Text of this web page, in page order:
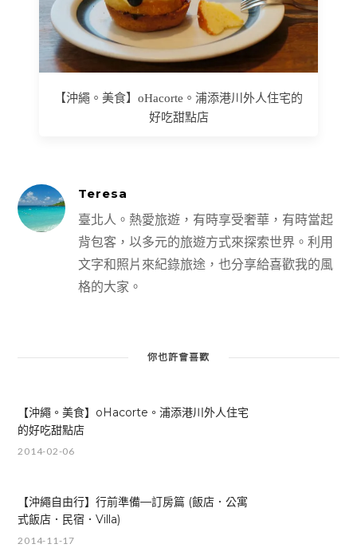
【沖繩。美食】oHacorte。浦添港川外人住宅的
好吃甜點店
Teresa
臺北人。熱愛旅遊，有時享受奢華，有時當起
背包客，以多元的旅遊方式來探索世界。利用
文字和照片來紀錄旅途，也分享給喜歡我的風
格的大家。
你也許會喜歡
【沖繩。美食】oHacorte。浦添港川外人住宅
的好吃甜點店
2014-02-06
【沖繩自由行】行前準備—訂房篇 (飯店．公寓
式飯店．民宿．Villa)
2014-11-17